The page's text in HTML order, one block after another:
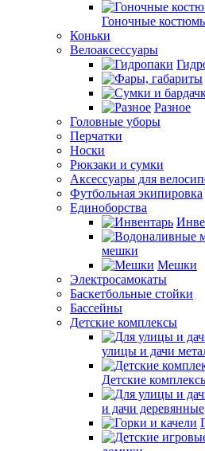
Гоночные
Коньки
Велоаксессуары
Разное
Головные уборы
Перчатки
Носки
Рюкзаки и сумки
Аксессуары для
Футбольная экипировка
Единоборства
мешки
Мешки
Электросамокаты
Баскетбольные стойки
Бассейны
Детские комплексы
улицы и дачи
Детские
и дачи деревянные